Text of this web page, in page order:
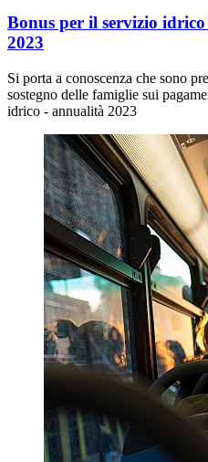
Bonus per il servizio
2023
Si porta a conoscenza che sono
sostegno delle famiglie sui
idrico - annualità 2023